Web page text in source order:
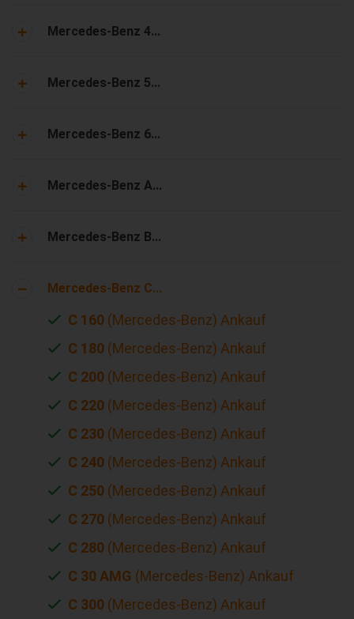
Mercedes-Benz 4...
Mercedes-Benz 5...
Mercedes-Benz 6...
Mercedes-Benz A...
Mercedes-Benz B...
Mercedes-Benz C...
C 160 (Mercedes-Benz) Ankauf
C 180 (Mercedes-Benz) Ankauf
C 200 (Mercedes-Benz) Ankauf
C 220 (Mercedes-Benz) Ankauf
C 230 (Mercedes-Benz) Ankauf
C 240 (Mercedes-Benz) Ankauf
C 250 (Mercedes-Benz) Ankauf
C 270 (Mercedes-Benz) Ankauf
C 280 (Mercedes-Benz) Ankauf
C 30 AMG (Mercedes-Benz) Ankauf
C 300 (Mercedes-Benz) Ankauf